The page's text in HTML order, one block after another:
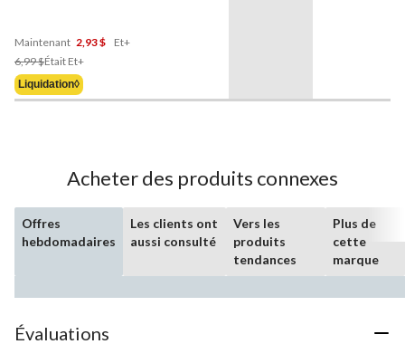
Maintenant 2,93 $
Et+
6,99 $Était Et+Prix
À
Liquidation◊
Acheter des produits connexes
Offres
hebdomadaires
Les clients ont
aussi consulté
Vers les
produits
tendances
Plus de
cette
marque
Évaluations